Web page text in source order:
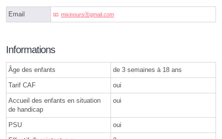
Email mixinoursⓐgmail.com
Informations
Âge des enfants de 3 semaines à 18 ans
Tarif CAF oui
Accueil des enfants en situation
de handicap
oui
PSU oui